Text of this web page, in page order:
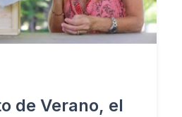
de Verano, el